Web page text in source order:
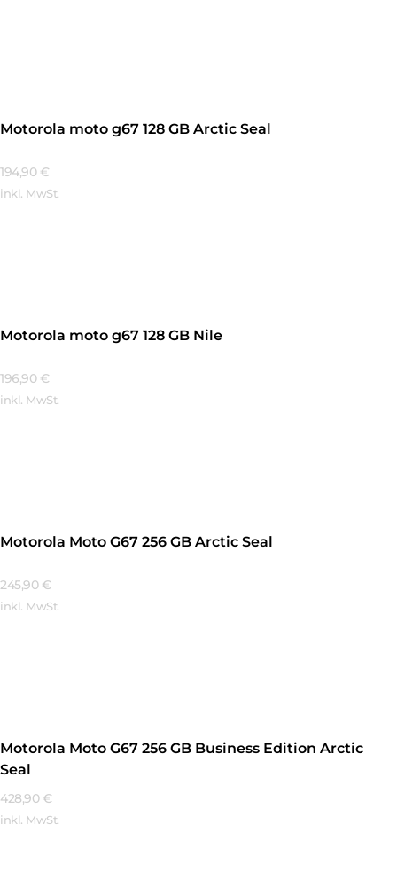
Motorola moto g67 128 GB Arctic Seal
194,90 €
inkl. MwSt.
Motorola moto g67 128 GB Nile
196,90 €
inkl. MwSt.
Motorola Moto G67 256 GB Arctic Seal
245,90 €
inkl. MwSt.
Motorola Moto G67 256 GB Business Edition Arctic
Seal
428,90 €
inkl. MwSt.